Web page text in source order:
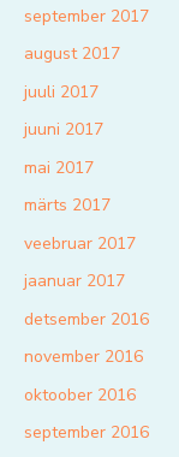
september 2017
august 2017
juuli 2017
juuni 2017
mai 2017
märts 2017
veebruar 2017
jaanuar 2017
detsember 2016
november 2016
oktoober 2016
september 2016